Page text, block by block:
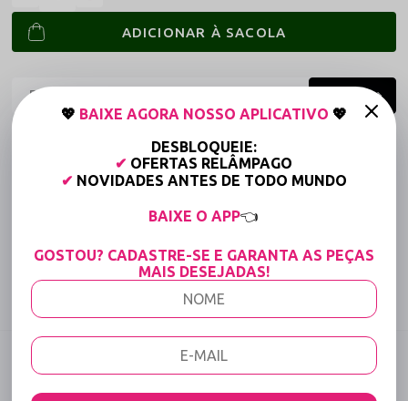
ADICIONAR À SACOLA
Frete grátis a partir de R$149,90 (Varejo)*
Até 6x Sem Juros (Varejo)
Tabela de medidas
Compartilhe:
DESCRIÇÃO COMPLETA
💖 BAIXE AGORA NOSSO APLICATIVO 💖
DESBLOQUEIE:
✔ OFERTAS RELÂMPAGO
✔ NOVIDADES ANTES DE TODO MUNDO
BAIXE O APP👈
GOSTOU? CADASTRE-SE E GARANTA AS PEÇAS
MAIS DESEJADAS!